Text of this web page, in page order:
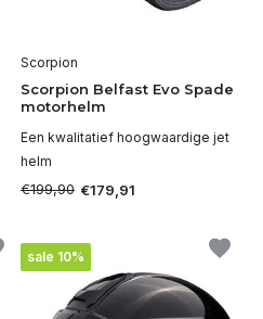
Scorpion
Scorpion Belfast Evo Spade
motorhelm
Een kwalitatief hoogwaardige jet
helm
€199,90 €179,91
sale 10%